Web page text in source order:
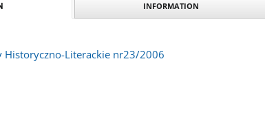
INFORMATION
Historyczno-Literackie nr23/2006